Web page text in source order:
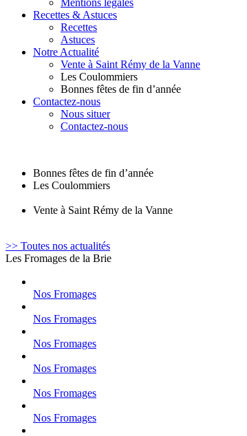
Mentions légales
Recettes & Astuces
Recettes
Astuces
Notre Actualité
Vente à Saint Rémy de la Vanne
Les Coulommiers
Bonnes fêtes de fin d’année
Contactez-nous
Nous situer
Contactez-nous
Bonnes fêtes de fin d’année
Les Coulommiers
Vente à Saint Rémy de la Vanne
>> Toutes nos actualités
Les Fromages de la Brie
Nos Fromages
Nos Fromages
Nos Fromages
Nos Fromages
Nos Fromages
Nos Fromages